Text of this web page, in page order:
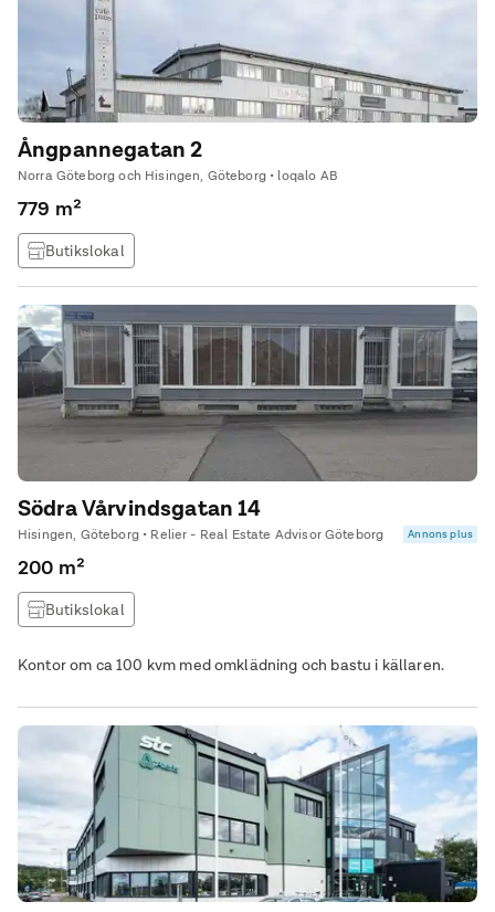
Ångpannegatan 2
Norra Göteborg och Hisingen, Göteborg • loqalo AB
779 m²
Butikslokal
Södra Vårvindsgatan 14
Hisingen, Göteborg • Relier - Real Estate Advisor Göteborg Annons plus
200 m²
Butikslokal
Kontor om ca 100 kvm med omklädning och bastu i källaren.